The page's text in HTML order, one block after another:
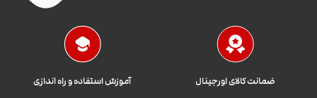
ضمانت کالای اورجینال آموزش استفاده و راه اندازی